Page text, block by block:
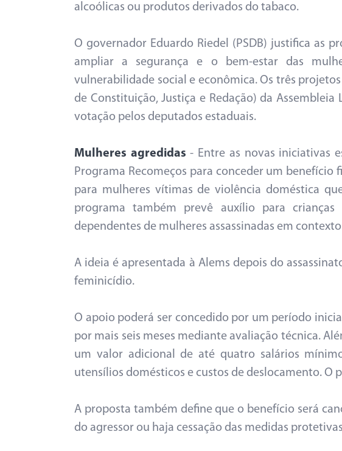
alcoólicas ou produtos derivados do tabaco.
O governador Eduardo Riedel (PSDB) justifica as
ampliar a segurança e o bem-estar das
vulnerabilidade social e econômica. Os três projetos
de Constituição, Justiça e Redação) da
votação pelos deputados estaduais.
Mulheres agredidas - Entre as novas iniciativas
Programa Recomeços para conceder um
para mulheres vítimas de violência doméstica
programa também prevê auxílio para
dependentes de mulheres assassinadas em
A ideia é apresentada à Alems depois do
feminicídio.
O apoio poderá ser concedido por um período
por mais seis meses mediante avaliação técnica.
um valor adicional de até quatro salários
utensílios domésticos e custos de deslocamento. O
A proposta também define que o benefício será
do agressor ou haja cessação das medidas